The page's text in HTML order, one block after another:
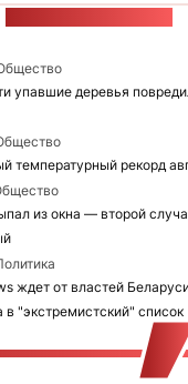
упавшие деревья
температурный рекорд
из окна — второй
ждет от властей
в "экстремистский" список